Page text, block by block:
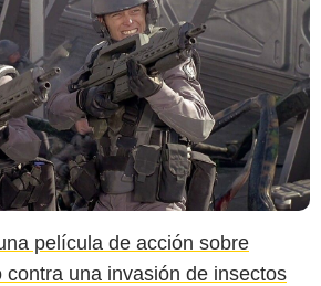
película de acción sobre
contra una invasión de insectos